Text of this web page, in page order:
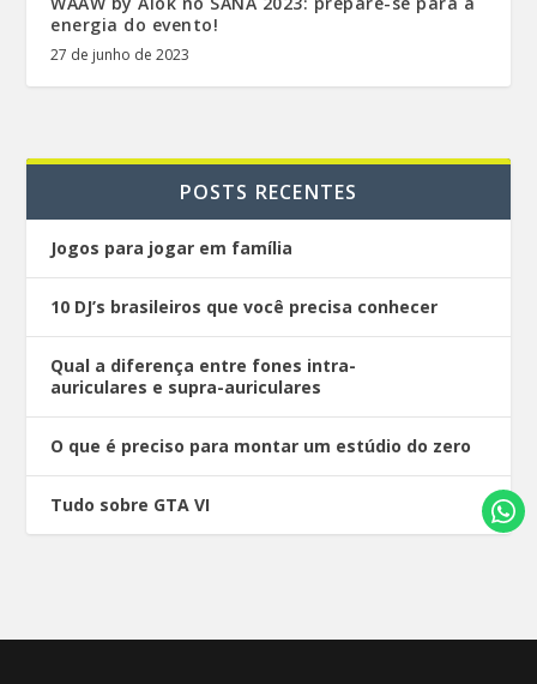
energia do evento!
27 de junho de 2023
POSTS RECENTES
Jogos para jogar em família
10 DJ’s brasileiros que você precisa conhecer
Qual a diferença entre fones intra-
auriculares e supra-auriculares
O que é preciso para montar um estúdio do zero
Tudo sobre GTA VI